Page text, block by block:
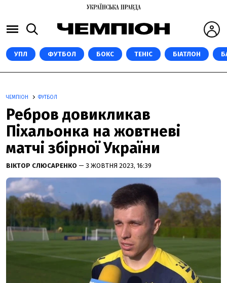
УПЛ ФУТБОЛ БОКС ТЕНІС БІАТЛОН
ЧЕМПІОН ФУТБОЛ
Ребров довикликав
Піхальонка на жовтневі
матчі збірної України
ВІКТОР СЛЮСАРЕНКО — 3 ЖОВТНЯ 2023, 16:39